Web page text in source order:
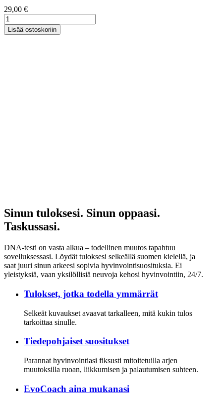
29,00 €
My
Sleep
Genes
Lisää ostoskoriin
Sinun tuloksesi. Sinun oppaasi.
Taskussasi.
DNA-testi on vasta alkua – todellinen muutos tapahtuu
sovelluksessasi. Löydät tuloksesi selkeällä suomen kielellä, ja
saat juuri sinun arkeesi sopivia hyvinvointisuosituksia. Ei
yleistyksiä, vaan yksilöllisiä neuvoja kehosi hyvinvointiin, 24/7.
Tulokset, jotka todella ymmärrät
Selkeät kuvaukset avaavat tarkalleen, mitä kukin tulos
tarkoittaa sinulle.
Tiedepohjaiset suositukset
Parannat hyvinvointiasi fiksusti mitoitetuilla arjen
muutoksilla ruoan, liikkumisen ja palautumisen suhteen.
EvoCoach aina mukanasi